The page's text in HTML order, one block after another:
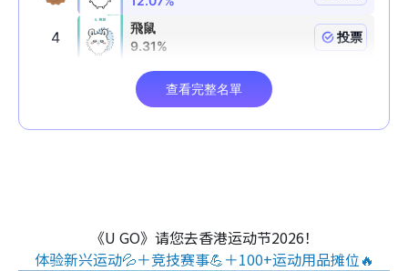
《U GO》请您去香港运动节2026！
体验新兴运动💦＋竞技赛事💪＋100+运动用品摊位🔥